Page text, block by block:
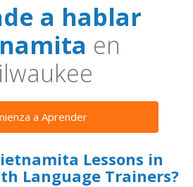
a hablar
en
a Aprender
Lessons in
Language Trainers?